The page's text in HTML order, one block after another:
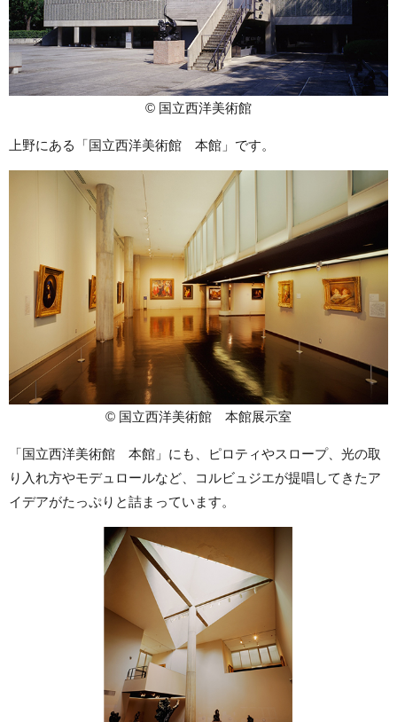
© 国立西洋美術館
上野にある「国立西洋美術館 本館」です。
© 国立西洋美術館 本館展示室
「国立西洋美術館 本館」にも、ピロティやスロープ、光の取
り入れ方やモデュロールなど、コルビュジエが提唱してきたア
イデアがたっぷりと詰まっています。